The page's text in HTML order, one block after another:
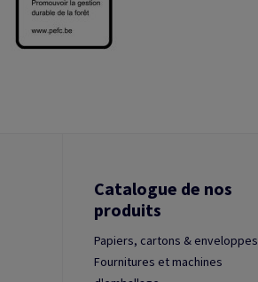
Catalogue de nos
produits
Papiers, cartons & enveloppes
Fournitures et machines